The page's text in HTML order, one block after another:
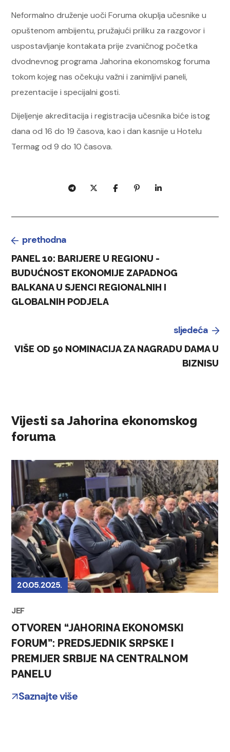
Neformalno druženje uoči Foruma okuplja učesnike u
opuštenom ambijentu, pružajući priliku za razgovor i
uspostavljanje kontakata prije zvaničnog početka
dvodnevnog programa Jahorina ekonomskog foruma
tokom kojeg nas očekuju važni i zanimljivi paneli,
prezentacije i specijalni gosti.
Dijeljenje akreditacija i registracija učesnika biće istog
dana od 16 do 19 časova, kao i dan kasnije u Hotelu
Termag od 9 do 10 časova.
prethodna
PANEL 10: BARIJERE U REGIONU -
BUDUĆNOST EKONOMIJE ZAPADNOG
BALKANA U SJENCI REGIONALNIH I
GLOBALNIH PODJELA
sljedeća
VIŠE OD 50 NOMINACIJA ZA NAGRADU DAMA U
BIZNISU
Vijesti sa Jahorina ekonomskog
foruma
20.05.2025.
JEF
OTVOREN “ЈAHORINA EKONOMSKI
FORUM”: PREDSJEDNIK SRPSKE I
PREMIJER SRBIJE NA CENTRALNOM
PANELU
Saznajte više